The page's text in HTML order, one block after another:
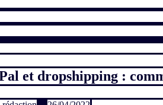
et dropshipping :